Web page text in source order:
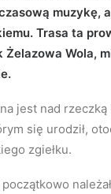
muzykę,
Trasa ta
Wola,
jest nad
się urodził,
zgiełku.